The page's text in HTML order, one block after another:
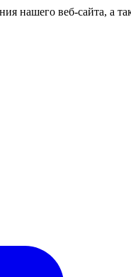
нашего веб-сайта, а